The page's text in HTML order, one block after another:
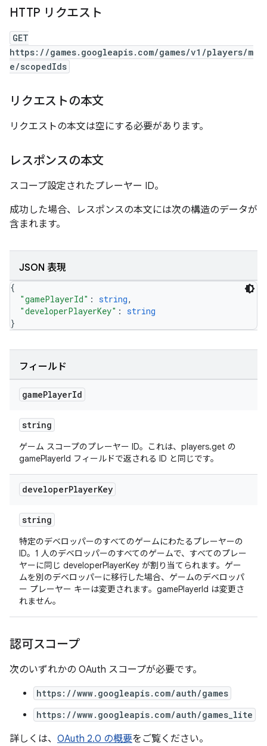
HTTP リクエスト
GET
https://games.googleapis.com/games/v1/players/m
e/scopedIds
リクエストの本文
リクエストの本文は空にする必要があります。
レスポンスの本文
スコープ設定されたプレーヤー ID。
成功した場合、レスポンスの本文には次の構造のデータが
含まれます。
JSON 表現
{
"gamePlayerId" : string,
"developerPlayerKey" : string
}
フィールド
gamePlayerId
string
ゲーム スコープのプレーヤー ID。これは、players.get の
gamePlayerId フィールドで返される ID と同じです。
developerPlayerKey
string
特定のデベロッパーのすべてのゲームにわたるプレーヤーの
ID。1 人のデベロッパーのすべてのゲームで、すべてのプレー
ヤーに同じ developerPlayerKey が割り当てられます。ゲー
ムを別のデベロッパーに移行した場合、ゲームのデベロッパ
ー プレーヤー キーは変更されます。gamePlayerId は変更さ
れません。
認可スコープ
次のいずれかの OAuth スコープが必要です。
https://www.googleapis.com/auth/games
https://www.googleapis.com/auth/games_lite
詳しくは、 OAuth 2.0 の概要をご覧ください。